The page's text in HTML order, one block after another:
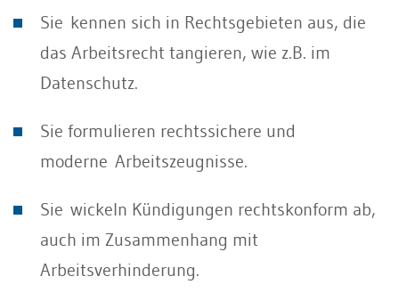
Sie kennen sich in Rechtsgebieten aus, die
das Arbeitsrecht tangieren, wie z.B. im
Datenschutz.
Sie formulieren rechtssichere und
moderne Arbeitszeugnisse.
Sie wickeln Kündigungen rechtskonform ab,
auch im Zusammenhang mit
Arbeitsverhinderung.